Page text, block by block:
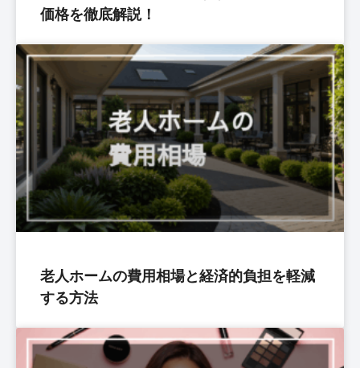
価格を徹底解説！
老人ホームの費用相場と経済的負担を軽減
する方法